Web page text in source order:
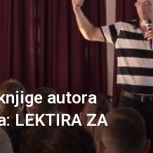
autora
LEKTIRA ZA